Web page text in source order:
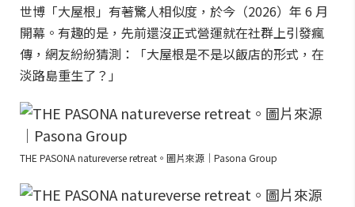
世博「大屋根」有著驚人相似度，於今（2026）年 6 月
開幕。有趣的是，先前還沒正式營運就在社群上引發瘋
傳，網友紛紛猜測：「大屋根是不是以飯店的形式，在
淡路島重生了？」
THE PASONA natureverse retreat。圖片來源｜Pasona Group